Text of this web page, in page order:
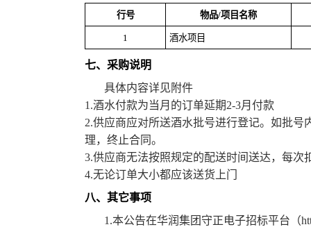
行号 物品/项目名称
1 酒水项目
七、采购说明
具体内容详见附件
1.酒水付款为当月的订单延期2-3月付款
2.供应商应对所送酒水批号进行登记。如批
理，终止合同。
3.供应商无法按照规定的配送时间送达，每次
4.无论订单大小都应该送货上门
八、其它事项
1.本公告在华润集团守正电子招标平台（